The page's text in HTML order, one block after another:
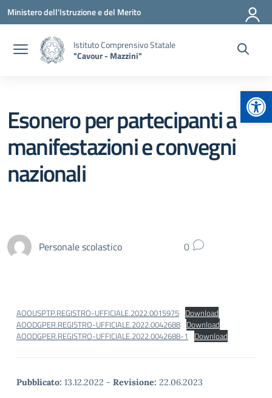
Vai ai contenuti
Vai al menu di navigazione
Vai al footer
Ministero dell'Istruzione e del Merito
Istituto Comprensivo Statale
"Cavour - Mazzini"
Esonero per partecipanti a
manifestazioni e convegni
nazionali
Personale scolastico 0
AOOUSPTP.REGISTRO-UFFICIALE.2022.0015975 Download
AOODGPER.REGISTRO-UFFICIALE.2022.0042688 Download
AOODGPER.REGISTRO-UFFICIALE.2022.0042688-1
Download
Pubblicato: 13.12.2022 - Revisione: 22.06.2023